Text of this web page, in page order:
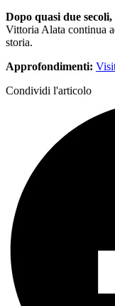
Dopo quasi due secoli,
Vittoria Alata continua
storia.
Approfondimenti:
Condividi l'articolo